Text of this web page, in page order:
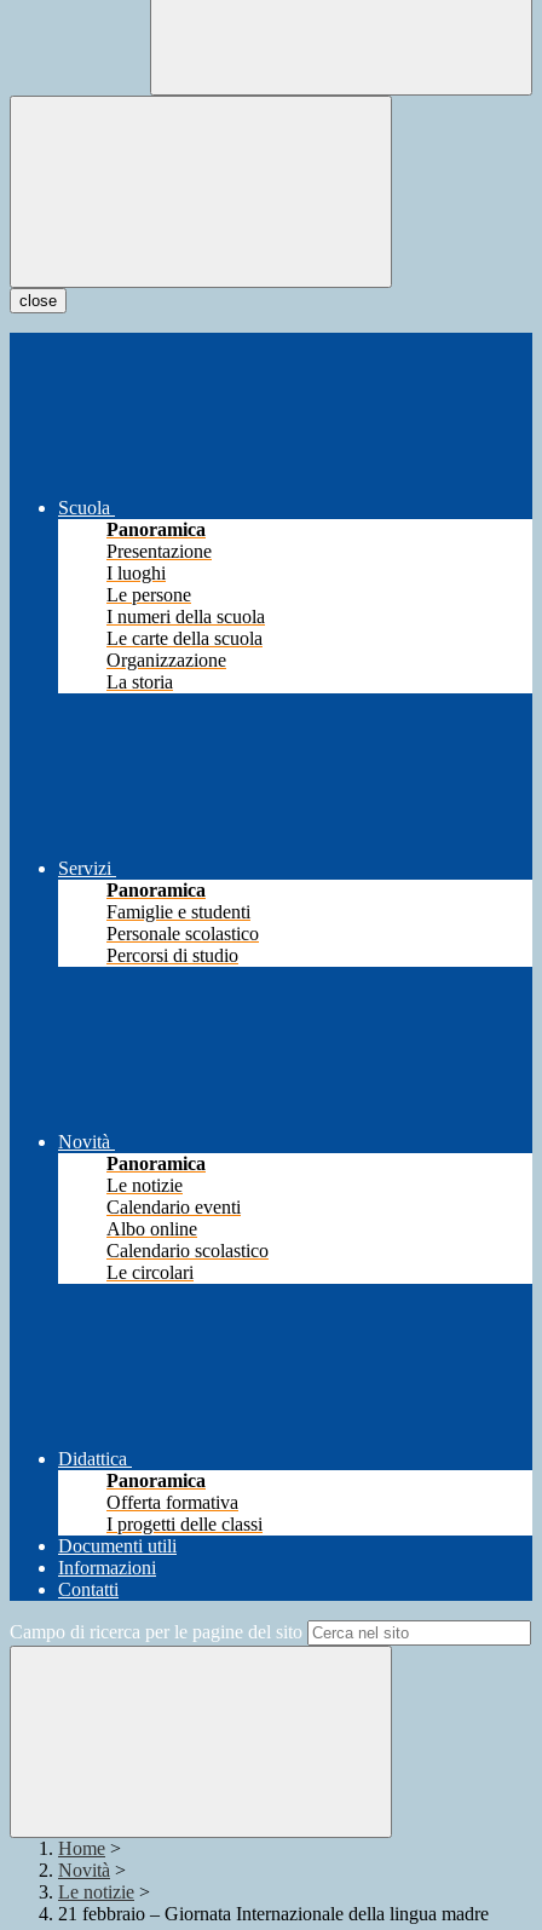
close
Scuola
Panoramica
Presentazione
I luoghi
Le persone
I numeri della scuola
Le carte della scuola
Organizzazione
La storia
Servizi
Panoramica
Famiglie e studenti
Personale scolastico
Percorsi di studio
Novità
Panoramica
Le notizie
Calendario eventi
Albo online
Calendario scolastico
Le circolari
Didattica
Panoramica
Offerta formativa
I progetti delle classi
Documenti utili
Informazioni
Contatti
Campo di ricerca per le pagine del sito
Home >
Novità >
Le notizie >
21 febbraio – Giornata Internazionale della lingua madre